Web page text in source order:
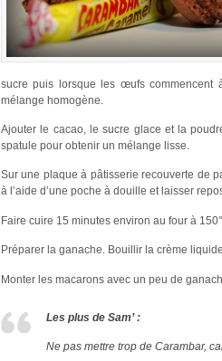
sucre puis lorsque les œufs commencent
mélange homogène.
Ajouter le cacao, le sucre glace et la
spatule pour obtenir un mélange lisse.
Sur une plaque à pâtisserie recouverte de
à l’aide d’une poche à douille et laisser
Faire cuire 15 minutes environ au four à 150°.
Préparer la ganache. Bouillir la crème
Monter les macarons avec un peu de
Les plus de Sam’ :
Ne pas mettre trop de Carambar,